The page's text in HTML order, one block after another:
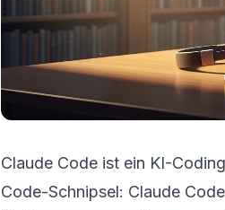
Claude Code ist ein KI-
Code-Schnipsel: Claude